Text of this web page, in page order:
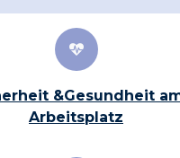
&Gesundheit
Arbeitsplatz